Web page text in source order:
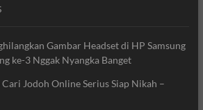
Gambar Headset di HP Samsung
ke-3 Nggak Nyangka Banget
Cari Jodoh Online Serius Siap Nikah –